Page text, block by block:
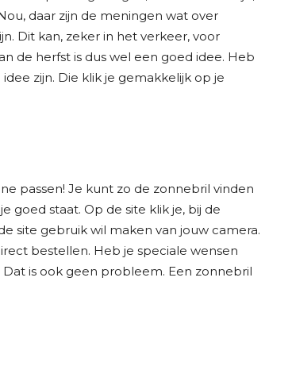
daar zijn de meningen wat over
Dit kan, zeker in het verkeer, voor
de herfst is dus wel een goed idee. Heb
zijn. Die klik je gemakkelijk op je
passen! Je kunt zo de zonnebril vinden
goed staat. Op de site klik je, bij de
site gebruik wil maken van jouw camera.
bestellen. Heb je speciale wensen
is ook geen probleem. Een zonnebril